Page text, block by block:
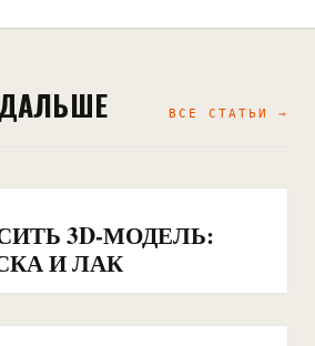
ВСЕ СТАТЬИ →
3D-МОДЕЛЬ:
И ЛАК